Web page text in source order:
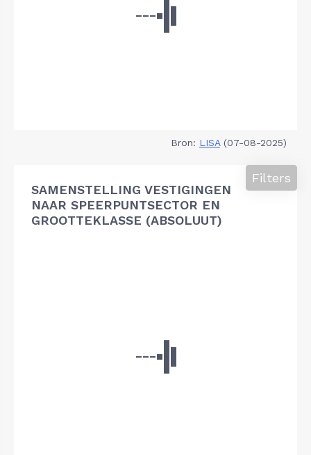
Bron: LISA(07-08-2025)
SAMENSTELLING VESTIGINGEN
NAAR SPEERPUNTSECTOR EN
GROOTTEKLASSE (ABSOLUUT)
Filters